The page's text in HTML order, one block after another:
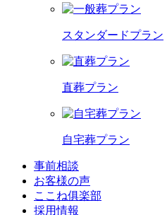
スタンダードプラン
直葬プラン
自宅葬プラン
事前相談
お客様の声
ここね俱楽部
採用情報